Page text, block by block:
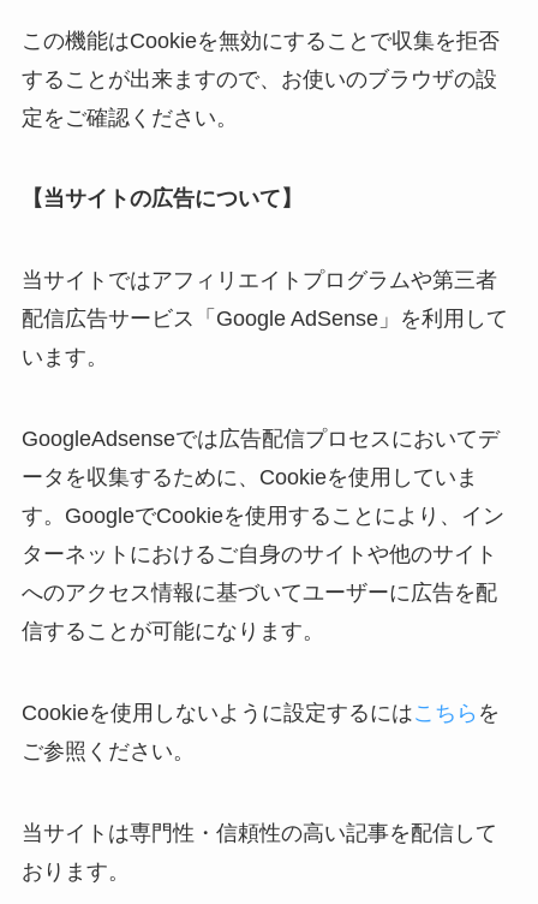
この機能はCookieを無効にすることで収集を拒否
することが出来ますので、お使いのブラウザの設
定をご確認ください。
【当サイトの広告について】
当サイトではアフィリエイトプログラムや第三者
配信広告サービス「Google AdSense」を利用して
います。
GoogleAdsenseでは広告配信プロセスにおいてデ
ータを収集するために、Cookieを使用していま
す。GoogleでCookieを使用することにより、イン
ターネットにおけるご自身のサイトや他のサイト
へのアクセス情報に基づいてユーザーに広告を配
信することが可能になります。
Cookieを使用しないように設定するにはこちら を
ご参照ください。
当サイトは専門性・信頼性の高い記事を配信して
おります。